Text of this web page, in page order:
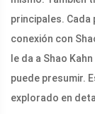
principales.
conexión con
le da a Shao
puede presumir.
explorado en